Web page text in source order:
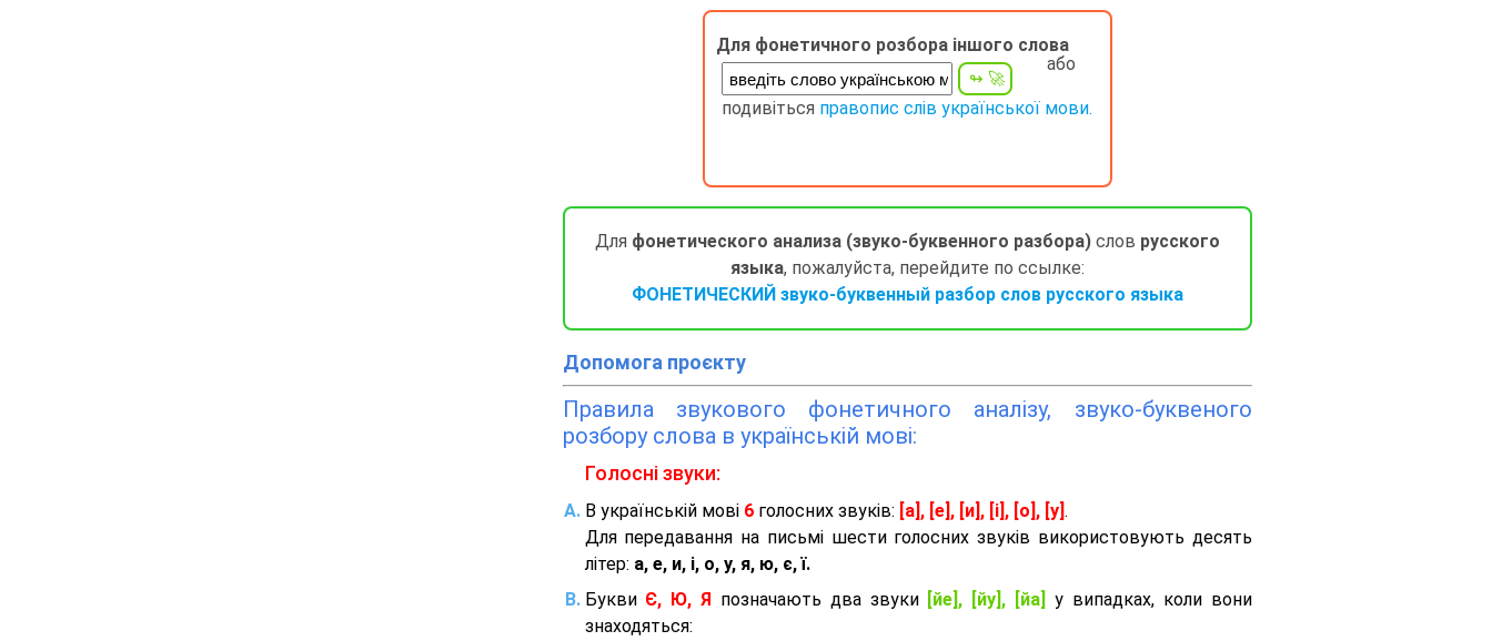
Для фонетичного розбора іншого слова
або
подивіться правопис слів української мови.
Для фонетического анализа (звуко-буквенного разбора)слов русского
языка, пожалуйста, перейдите по ссылке:
ФОНЕТИЧЕСКИЙ звуко-буквенный разбор слов русского языка
Допомога проєкту
Правила звукового фонетичного аналізу, звуко-буквеного
розбору слова в українській мові:
Голосні звуки:
В українській мові 6голосних звуків: [а], [е], [и], [і], [о], [у] .
Для передавання на письмі шести голосних звуків використовують десять
літер: а, е, и, і, о, у, я, ю, є, ї.
Букви Є, Ю, Я позначають два звуки [йе], [йу], [йа]
у випадках, коли вони
знаходяться: